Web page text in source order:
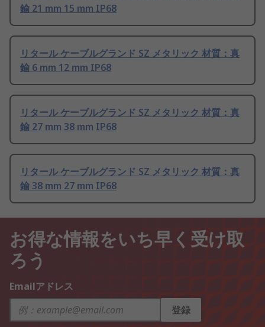
鍮 21 mm 15 mm IP68
リタール ケーブルグランド SZ メタリック 材質：真
鍮 6 mm 12 mm IP68
リタール ケーブルグランド SZ メタリック 材質：真
鍮 27 mm 38 mm IP68
リタール ケーブルグランド SZ メタリック 材質：真
鍮 38 mm 27 mm IP68
お得な情報をいち早く受け取
ろう
Emailアドレス
登録